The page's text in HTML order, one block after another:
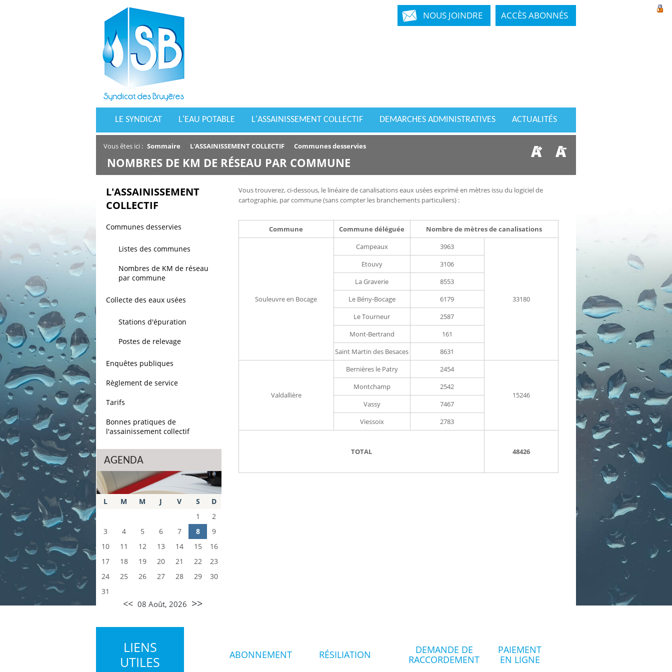
ACCÈS ABONNÉS
NOUS JOINDRE
LE SYNDICAT L'EAU POTABLE L'ASSAINISSEMENT COLLECTIF DEMARCHES ADMINISTRATIVES ACTUALITÉS
Vous êtes ici : Sommaire L'ASSAINISSEMENT COLLECTIF Communes desservies
NOMBRES DE KM DE RÉSEAU PAR COMMUNE
L'ASSAINISSEMENT
COLLECTIF
Communes desservies
Listes des communes
Nombres de KM de réseau
par commune
Collecte des eaux usées
Stations d'épuration
Postes de relevage
Enquêtes publiques
Règlement de service
Tarifs
Bonnes pratiques de
l'assainissement collectif
AGENDA
L M M J V S
D
1
2
3
4 5 6 7 8
9
10
11 12 13 14 15
16
17
18 19 20 21 22
23
24
25 26 27 28 29
30
31
<< 08 Août, 2026 >>
Vous trouverez, ci-dessous, le linéaire de canalisations eaux usées exprimé en mètres issu du logiciel de
cartographie, par commune (sans compter les branchements particuliers) :
Commune Commune déléguée Nombre de mètres de canalisations
Souleuvre en Bocage
Campeaux 3963
33180
Etouvy
3106
La Graverie
8553
Le Bény-Bocage
6179
Le Tourneur
2587
Mont-Bertrand
161
Saint Martin des Besaces
8631
Valdallière
Bernières le Patry 2454
15246
Montchamp
2542
Vassy
7467
Viessoix
2783
TOTAL 48426
LIENS
UTILES
ABONNEMENT RÉSILIATION
DEMANDE DE
RACCORDEMENT
PAIEMENT
EN LIGNE